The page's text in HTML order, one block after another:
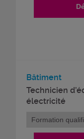
Bâtiment
Technicien
électricité
Formation